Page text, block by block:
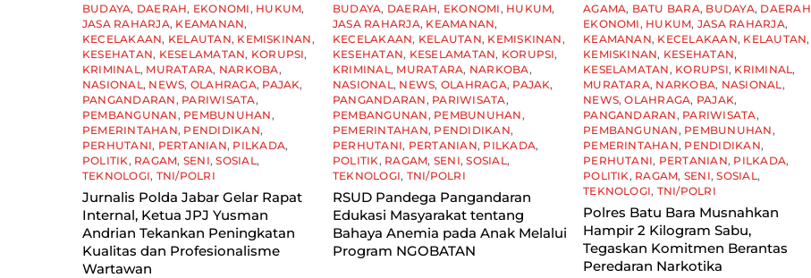
BUDAYA, DAERAH, EKONOMI , HUKUM,
JASA RAHARJA, KEAMANAN,
KECELAKAAN, KELAUTAN, KEMISKINAN ,
KESEHATAN, KESELAMATAN, KORUPSI,
KRIMINAL , MURATARA, NARKOBA,
NASIONAL , NEWS, OLAHRAGA, PAJAK,
PANGANDARAN , PARIWISATA,
PEMBANGUNAN , PEMBUNUHAN ,
PEMERINTAHAN, PENDIDIKAN,
PERHUTANI, PERTANIAN, PILKADA,
POLITIK , RAGAM, SENI,SOSIAL ,
TEKNOLOGI, TNI/POLRI
Jurnalis Polda Jabar Gelar Rapat
Internal, Ketua JPJ Yusman
Andrian Tekankan Peningkatan
Kualitas dan Profesionalisme
Wartawan
BUDAYA, DAERAH, EKONOMI , HUKUM,
JASA RAHARJA, KEAMANAN,
KECELAKAAN, KELAUTAN, KEMISKINAN ,
KESEHATAN, KESELAMATAN, KORUPSI,
KRIMINAL , MURATARA, NARKOBA,
NASIONAL , NEWS, OLAHRAGA, PAJAK,
PANGANDARAN , PARIWISATA,
PEMBANGUNAN , PEMBUNUHAN ,
PEMERINTAHAN, PENDIDIKAN,
PERHUTANI, PERTANIAN, PILKADA,
POLITIK , RAGAM, SENI,SOSIAL ,
TEKNOLOGI, TNI/POLRI
RSUD Pandega Pangandaran
Edukasi Masyarakat tentang
Bahaya Anemia pada Anak Melalui
Program NGOBATAN
AGAMA, BATU BARA, BUDAYA, DAERAH
EKONOMI , HUKUM, JASA RAHARJA,
KEAMANAN, KECELAKAAN, KELAUTAN,
KEMISKINAN, KESEHATAN,
KESELAMATAN , KORUPSI, KRIMINAL ,
MURATARA, NARKOBA, NASIONAL ,
NEWS,OLAHRAGA, PAJAK,
PANGANDARAN , PARIWISATA,
PEMBANGUNAN , PEMBUNUHAN ,
PEMERINTAHAN, PENDIDIKAN,
PERHUTANI, PERTANIAN, PILKADA,
POLITIK , RAGAM, SENI,SOSIAL ,
TEKNOLOGI, TNI/POLRI
Polres Batu Bara Musnahkan
Hampir 2 Kilogram Sabu,
Tegaskan Komitmen Berantas
Peredaran Narkotika